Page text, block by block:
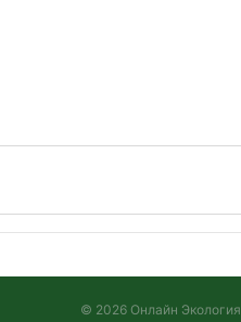
© 2026 Онлайн Экология